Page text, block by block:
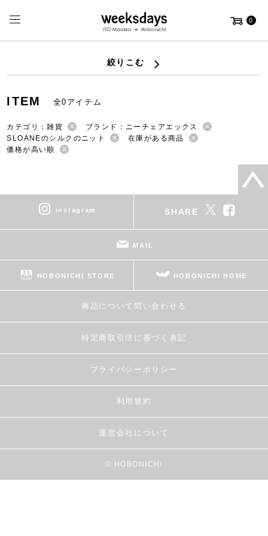
0
絞りこむ
ITEM 全0アイテム
カテゴリ：雑貨
ブランド：ニーチェアエックス
SLOANEのシルクのニット
在庫がある商品
価格が高い順
instagram SHARE
MAIL
HOBONICHI STORE HOBONICHI HOME
商品について問い合わせる
特定商取引法に基づく表記
プライバシーポリシー
利用規約
運営会社について
© HOBONICHI